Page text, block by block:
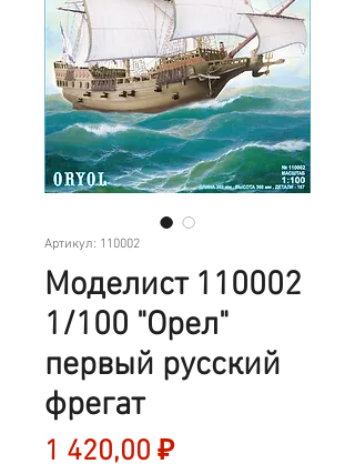
Артикул: 110002
Моделист 110002
1/100 "Орел"
первый русский
фрегат
1 420,00 ₽Цена